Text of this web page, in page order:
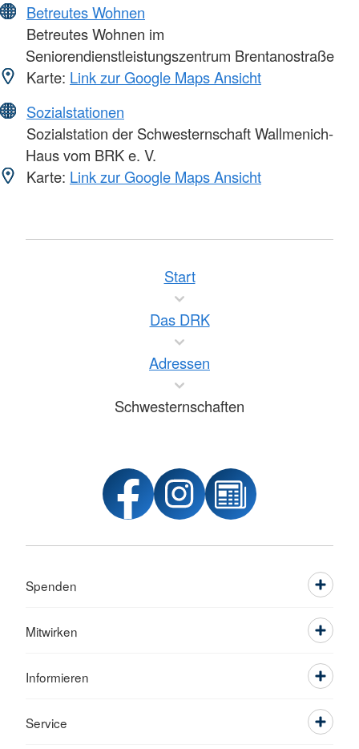
Betreutes Wohnen
Betreutes Wohnen im
Seniorendienstleistungszentrum Brentanostraße
Karte: Link zur Google Maps Ansicht
Sozialstationen
Sozialstation der Schwesternschaft Wallmenich-
Haus vom BRK e. V.
Karte: Link zur Google Maps Ansicht
Start
Das DRK
Adressen
Schwesternschaften
Spenden
Mitwirken
Informieren
Service